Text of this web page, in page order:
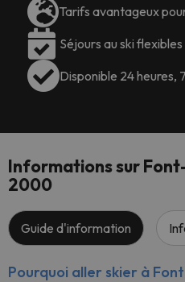
Tarifs avantageux
Séjours au ski flexibles
Disponible 24 heures,
Informations sur
2000
Guide d'information
Pourquoi aller skier à